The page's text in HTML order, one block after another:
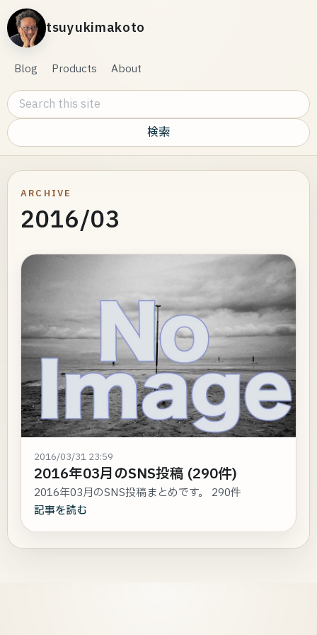
tsuyukimakoto
Blog Products About
Search this site
ARCHIVE
2016/03
2016/03/31 23:59
2016年03月のSNS投稿 (290件)
2016年03月のSNS投稿まとめです。 290件
記事を読む